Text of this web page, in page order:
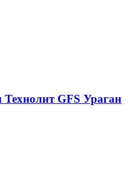
GFS Ураган